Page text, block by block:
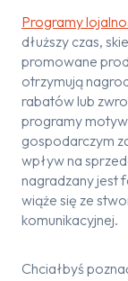
Programy
dłuższy czas,
promowane
otrzymują
rabatów lub
programy
gospodarczym
wpływ na
nagradzany jest
wiąże się ze
komunikacyjnej.
Chciałbyś